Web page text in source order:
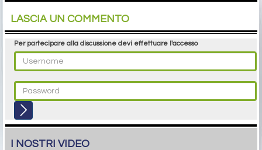
LASCIA UN COMMENTO
Per partecipare alla discussione devi effettuare l'accesso
I NOSTRI VIDEO